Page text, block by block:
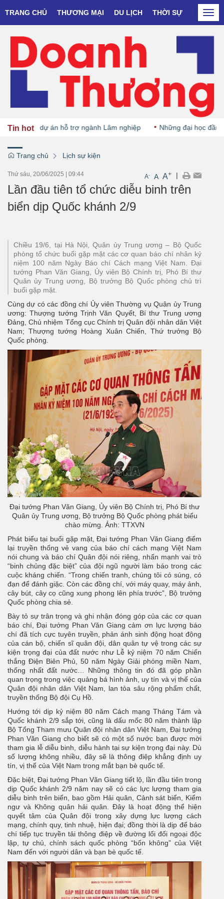
TRANG CHỦ THƯƠNG MẠI DU LỊCH THỜI SỰ DOANH
Tin hot
động dự án hỗ trợ ngành Lâm nghiệp Những đại học đầu
Trang chủ Lịch sự kiện
Thứ sáu, 20/06/2025 09:44 A- A A+ |
Lần đầu tiên tổ chức diễu binh trên
biển dịp Quốc khánh 2/9
Chiều 19/6, tại Hà Nội, Quân ủy Trung ương – Bộ Quốc
phòng tổ chức buổi gặp mặt các cơ quan báo chí nhân kỷ
niệm 100 năm Ngày Báo chí Cách mạng Việt Nam. Đại
tướng Phan Văn Giang, Ủy viên Bộ Chính trị, Phó Bí thư
Quân ủy Trung ương, Bộ trưởng Bộ Quốc phòng chủ trì
buổi gặp mặt.
Cùng dự có các đồng chí Ủy viên Thường vụ Quân ủy Trung
ương: Thượng tướng Trịnh Văn Quyết, Bí thư Trung ương
Đảng, Chủ nhiệm Tổng cục Chính trị Quân đội nhân dân Việt
Nam; Thượng tướng Hoàng Xuân Chiến, Thứ trưởng Bộ
Quốc phòng.
Đại tướng Phan Văn Giang, Ủy viên Bộ Chính trị, Phó Bí thư
Quân ủy Trung ương, Bộ trưởng Bộ Quốc phòng phát biểu
chào mừng. Ảnh: TTXVN
Phát biểu tại buổi gặp mặt, Đại tướng Phan Văn Giang điểm
lại truyền thống vẻ vang của báo chí cách mạng Việt Nam
nói chung và báo chí Quân đội nói riêng, nhấn mạnh vai trò
“binh chủng đặc biệt” của đội ngũ người làm báo trong các
cuộc kháng chiến. “Trong chiến tranh, chúng tôi có súng, có
đạn để đánh giặc. Còn các đồng chí, với máy quay, máy ảnh,
cây bút, cây cọ cũng xung phong lên phía trước”, Bộ trưởng
Quốc phòng chia sẻ.
Bày tỏ sự trân trọng và ghi nhận đóng góp của các cơ quan
báo chí, Đại tướng Phan Văn Giang cảm ơn lực lượng báo
chí đã tích cực tuyên truyền, phản ánh sinh động hoạt động
của cán bộ, chiến sĩ quân đội, dân quân tự vệ trong các sự
kiện trọng đại của đất nước như Lễ kỷ niệm 70 năm Chiến
thắng Điện Biên Phủ, 50 năm Ngày Giải phóng miền Nam,
thống nhất đất nước… Những thông tin đó đã góp phần
quan trọng trong việc quảng bá hình ảnh, uy tín và vị thế của
Quân đội nhân dân Việt Nam, lan tỏa sâu rộng phẩm chất,
truyền thống Bộ đội Cụ Hồ.
Hướng tới dịp kỷ niệm 80 năm Cách mạng Tháng Tám và
Quốc khánh 2/9 sắp tới, cũng là dấu mốc 80 năm thành lập
Bộ Tổng Tham mưu Quân đội nhân dân Việt Nam, Đại tướng
Phan Văn Giang cho biết sẽ có một số nước bạn được mời
tham gia lễ diễu binh, diễu hành tại sự kiện trọng đại này. Dù
số lượng không nhiều, đây sẽ là thông điệp khẳng định uy
tín, vị thế của Việt Nam trong mắt bạn bè quốc tế.
Đặc biệt, Đại tướng Phan Văn Giang tiết lộ, lần đầu tiên trong
dịp Quốc khánh 2/9 năm nay sẽ có các lực lượng tham gia
diễu binh trên biển, bao gồm Hải quân, Cảnh sát biển, Kiểm
ngư và Không quân hải quân. Đây là hoạt động thể hiện
quyết tâm của Quân đội trong xây dựng lực lượng cách
mạng, chính quy, tinh nhuệ, hiện đại; đồng thời là dịp để báo
chí tiếp tục truyền tải thông điệp về đường lối đối ngoại độc
lập, tự chủ, chính sách quốc phòng “bốn không” của Việt
Nam đến với người dân và bạn bè quốc tế.